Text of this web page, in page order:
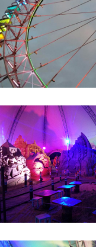
Колесо
Подсветка